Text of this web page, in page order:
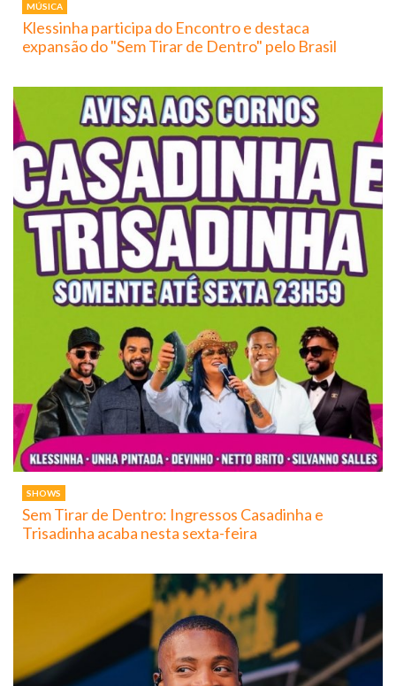
MÚSICA
Klessinha participa do Encontro e destaca
expansão do "Sem Tirar de Dentro" pelo Brasil
SHOWS
Sem Tirar de Dentro: Ingressos Casadinha e
Trisadinha acaba nesta sexta-feira